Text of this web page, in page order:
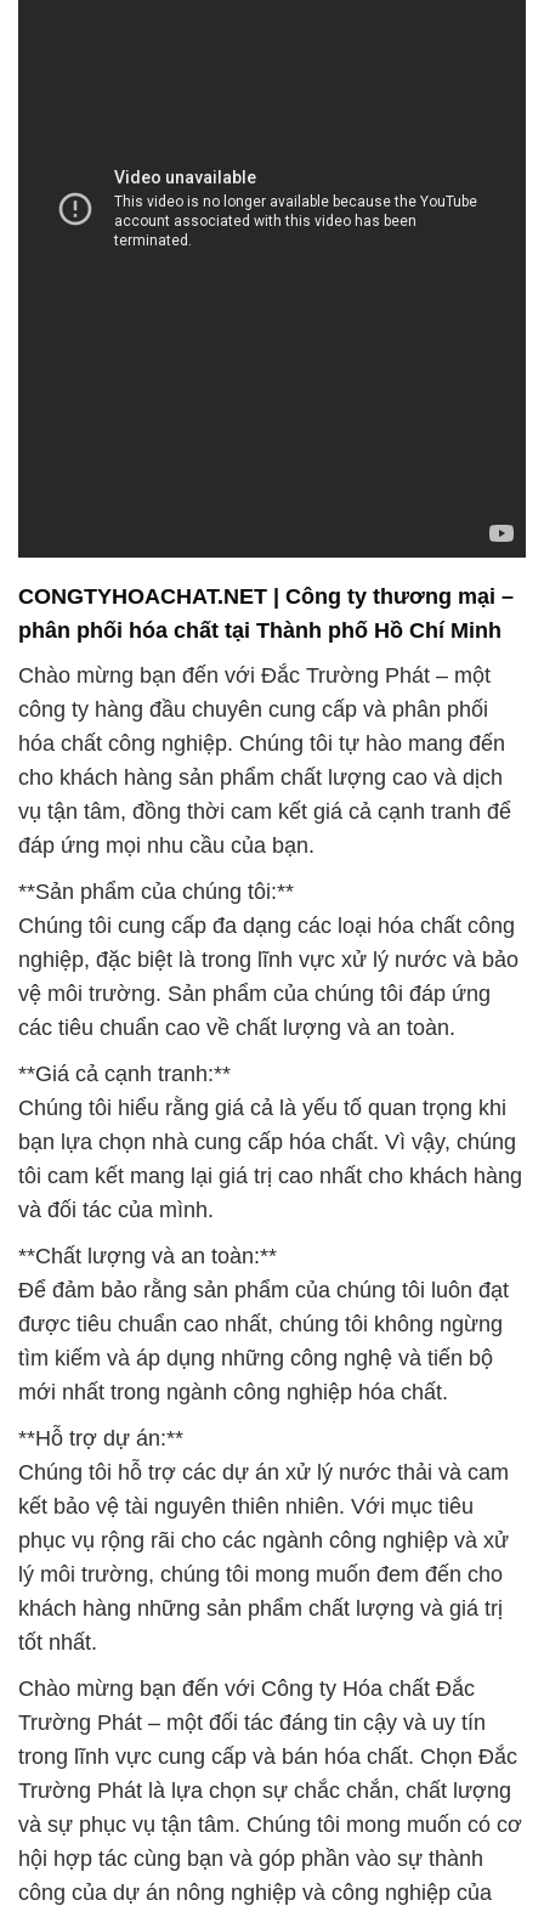
Chào mừng bạn đến với Đắc Trường Phát – một
công ty hàng đầu chuyên cung cấp và phân phối
hóa chất công nghiệp. Chúng tôi tự hào mang đến
cho khách hàng sản phẩm chất lượng cao và dịch
vụ tận tâm, đồng thời cam kết giá cả cạnh tranh để
đáp ứng mọi nhu cầu của bạn.
**Sản phẩm của chúng tôi:**
Chúng tôi cung cấp đa dạng các loại hóa chất công
nghiệp, đặc biệt là trong lĩnh vực xử lý nước và bảo
vệ môi trường. Sản phẩm của chúng tôi đáp ứng
các tiêu chuẩn cao về chất lượng và an toàn.
**Giá cả cạnh tranh:**
Chúng tôi hiểu rằng giá cả là yếu tố quan trọng khi
bạn lựa chọn nhà cung cấp hóa chất. Vì vậy, chúng
tôi cam kết mang lại giá trị cao nhất cho khách hàng
và đối tác của mình.
**Chất lượng và an toàn:**
Để đảm bảo rằng sản phẩm của chúng tôi luôn đạt
được tiêu chuẩn cao nhất, chúng tôi không ngừng
tìm kiếm và áp dụng những công nghệ và tiến bộ
mới nhất trong ngành công nghiệp hóa chất.
**Hỗ trợ dự án:**
Chúng tôi hỗ trợ các dự án xử lý nước thải và cam
kết bảo vệ tài nguyên thiên nhiên. Với mục tiêu
phục vụ rộng rãi cho các ngành công nghiệp và xử
lý môi trường, chúng tôi mong muốn đem đến cho
khách hàng những sản phẩm chất lượng và giá trị
tốt nhất.
Chào mừng bạn đến với Công ty Hóa chất Đắc
Trường Phát – một đối tác đáng tin cậy và uy tín
trong lĩnh vực cung cấp và bán hóa chất. Chọn Đắc
Trường Phát là lựa chọn sự chắc chắn, chất lượng
và sự phục vụ tận tâm. Chúng tôi mong muốn có cơ
hội hợp tác cùng bạn và góp phần vào sự thành
công của dự án nông nghiệp và công nghiệp của
bạn.
**Hóa Chất Xử Lý Nước:**
Chúng tôi nhận thức tầm quan trọng của chất lượng
nước sạch trong cuộc sống hàng ngày và quá trình